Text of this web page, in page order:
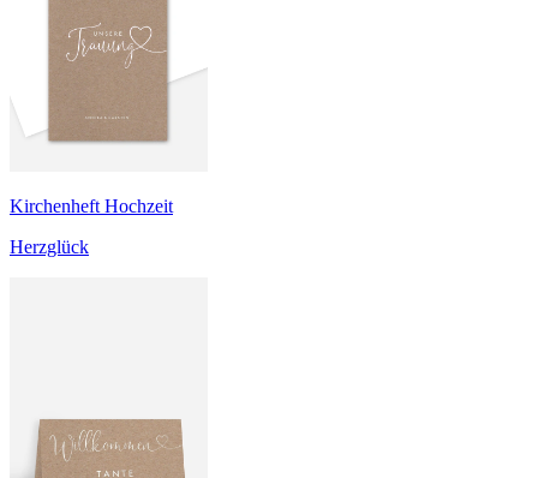
Kirchenheft Hochzeit
Herzglück